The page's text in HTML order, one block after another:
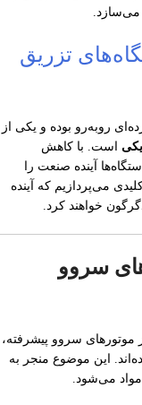
تزریق
روبه‌رو بوده و یکی از
است. با کاهش
آینده صنعت را
این مقاله، ما به بررسی ۷ روند کلیدی می‌پردازیم که آینده
خواهند کرد.
سروو
موتورهای سروو پیشرفته،
این موضوع منجر به
می‌شود.